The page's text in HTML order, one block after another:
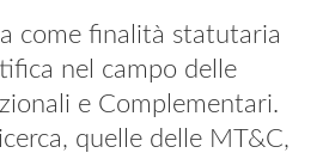
come finalità statutaria
nel campo delle
e Complementari.
quelle delle MT&C,